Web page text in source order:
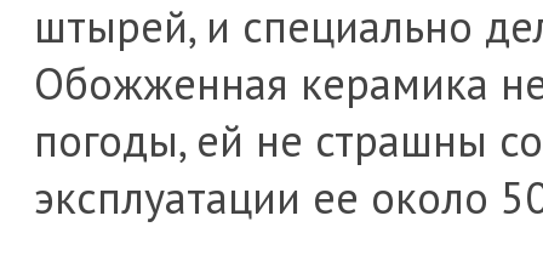
штырей, и специально
Обожженная керамика
погоды, ей не страшны
эксплуатации ее около